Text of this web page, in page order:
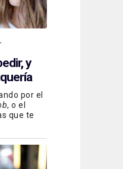
y
por el
, o el
que te